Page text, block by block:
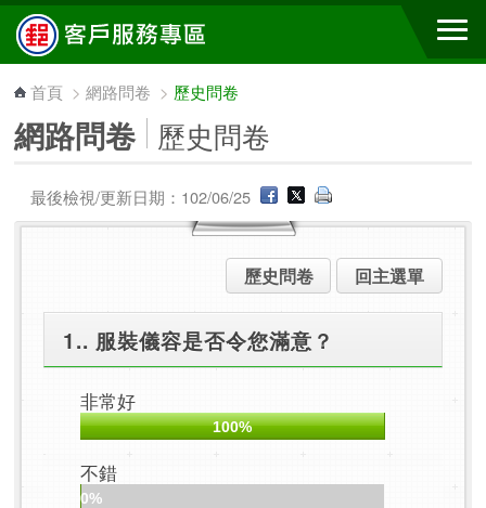
跳到主要內容區塊
首頁 >網路問卷 > 歷史問卷
網路問卷 歷史問卷
最後檢視/更新日期：102/06/25
歷史問卷 回主選單
1.. 服裝儀容是否令您滿意？
非常好
100%
不錯
0%